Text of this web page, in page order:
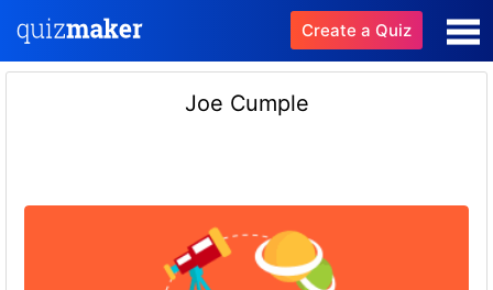
Create a Quiz
Joe Cumple